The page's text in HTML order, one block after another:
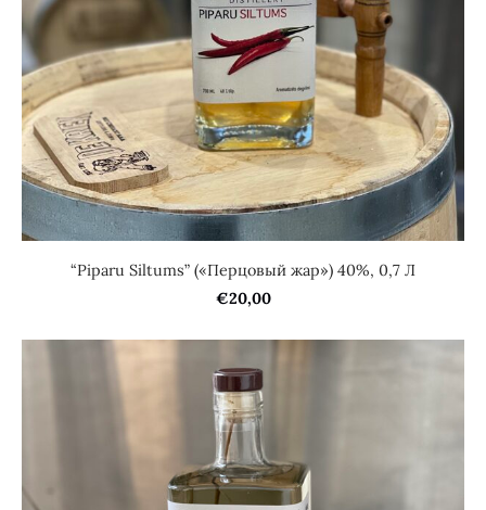
“Piparu Siltums” («Перцовый жар») 40%, 0,7 Л
€20,00